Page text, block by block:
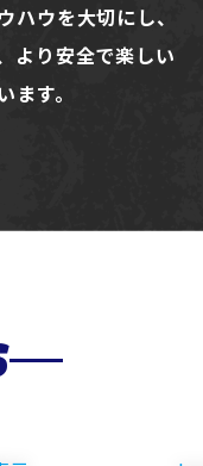
ハウを大切にし、
より安全で楽しい
す。